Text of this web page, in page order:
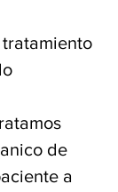
tratamiento
de
a